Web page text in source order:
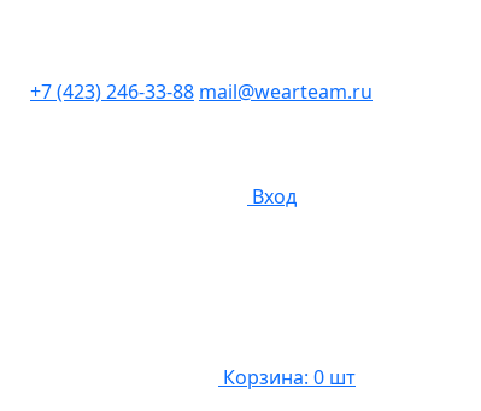
+7 (423) 246-33-88 mail@wearteam.ru
Вход
Корзина: 0 шт